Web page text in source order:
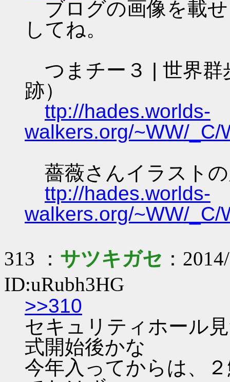
ブログの画像を載
してね。
つまチー３ | 世界群
跡）
ttp://hades.worlds-
walkers.org/~WW/_C/
薔薇さんイラスト
ttp://hades.worlds-
walkers.org/~WW/_C/
313 ： サツキガセ ：
ID:uRubh3HG
>>310
セキュリティホール
式開始後かな
今年入ってからは、